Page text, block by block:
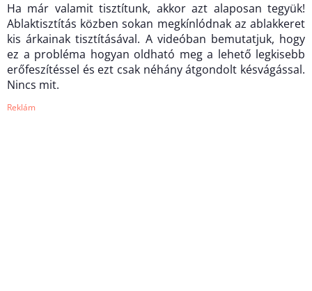
Ha már valamit tisztítunk, akkor azt alaposan tegyük!
Ablaktisztítás közben sokan megkínlódnak az ablakkeret
kis árkainak tisztításával. A videóban bemutatjuk, hogy
ez a probléma hogyan oldható meg a lehető legkisebb
erőfeszítéssel és ezt csak néhány átgondolt késvágással.
Nincs mit.
Reklám